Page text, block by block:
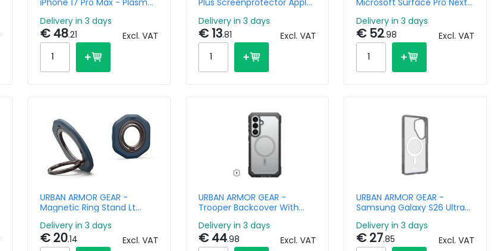
iPhone 17 Pro Max - Plasm
Delivery in 3 days
€ 48.21 Excl. VAT
Plus Screenprotector Apple
Delivery in 3 days
€ 13.81 Excl. VAT
Microsoft Surface Pro Next
Delivery in 3 days
€ 52.98 Excl. VAT
URBAN ARMOR GEAR -
Magnetic Ring Stand Lt
Delivery in 3 days
€ 20.14 Excl. VAT
URBAN ARMOR GEAR -
Trooper Backcover With
S26 Plus - Ash Clear
Delivery in 3 days
€ 44.98 Excl. VAT
URBAN ARMOR GEAR -
Samsung Galaxy S26 Ultra
Ice/ash
Delivery in 3 days
€ 27.85 Excl. VAT